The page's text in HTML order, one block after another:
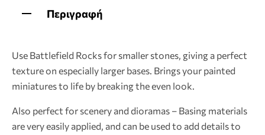
Περιγραφή
Use Battlefield Rocks for smaller stones, giving a perfect
texture on especially larger bases. Brings your painted
miniatures to life by breaking the even look.
Also perfect for scenery and dioramas – Basing materials
are very easily applied, and can be used to add details to